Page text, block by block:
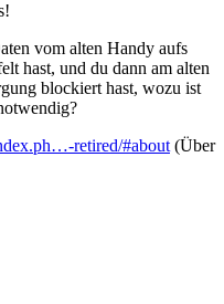
vom alten Handy aufs
hast, und du dann am alten
blockiert hast, wozu ist
retired/#about (Über